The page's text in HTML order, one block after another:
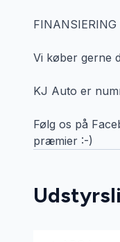
Vi køber gerne
KJ Auto er
Følg os på
præmier :-)